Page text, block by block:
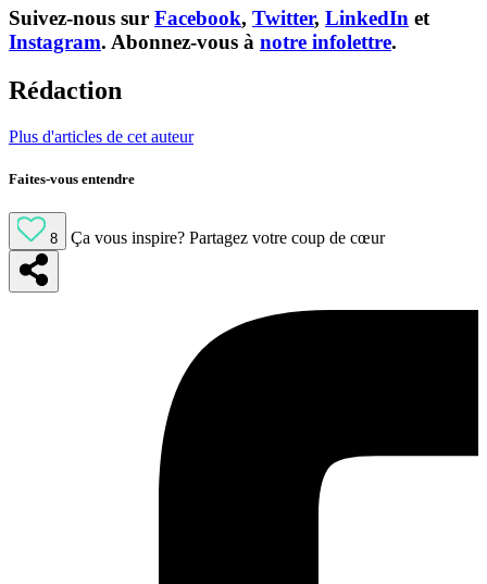
Suivez-nous sur Facebook, Twitter, LinkedIn et
Instagram. Abonnez-vous à notre infolettre.
Rédaction
Plus d'articles de cet auteur
Faites-vous entendre
8 Ça vous inspire? Partagez votre coup de cœur